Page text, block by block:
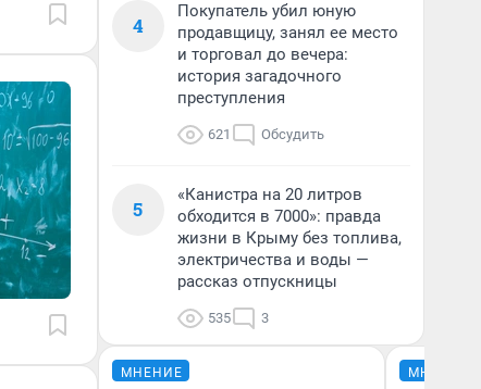
4
Покупатель убил юную
продавщицу, занял ее место
и торговал до вечера:
история загадочного
преступления
621 Обсудить
5
«Канистра на 20 литров
обходится в 7000»: правда
жизни в Крыму без топлива,
электричества и воды —
рассказ отпускницы
535 3
МНЕНИЕ МНЕНИЕ